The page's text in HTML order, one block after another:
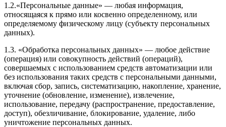
1.2.«Персональные данные» — любая информация,
относящаяся к прямо или косвенно определенному, или
определяемому физическому лицу (субъекту персональных
данных).
1.3. «Обработка персональных данных» — любое действие
(операция) или совокупность действий (операций),
совершаемых с использованием средств автоматизации или
без использования таких средств с персональными данными,
включая сбор, запись, систематизацию, накопление, хранение,
уточнение (обновление, изменение), извлечение,
использование, передачу (распространение, предоставление,
доступ), обезличивание, блокирование, удаление, либо
уничтожение персональных данных.